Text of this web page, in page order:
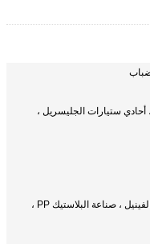
DMG ، أحادي الجليسريد المقطر ، GMS ، أحادي ستيارات الجليسريل ،
الأفلام البلاستيكية الزراعية ، بولي كلوريد الفينيل ، صناعة البلاستيك PP ،